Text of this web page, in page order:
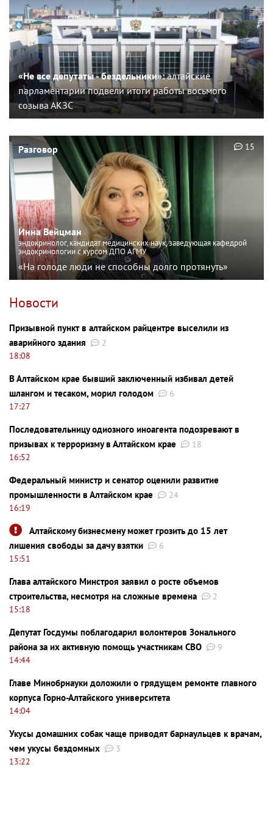
«Не все депутаты - бездельники»:алтайские
парламентарии подвели итоги работы восьмого
созыва АКЗС
Разговор
Инна Вейцман
эндокринолог, кандидат медицинских наук, заведующая кафедрой
эндокринологии с курсом ДПО АГМУ
«На голоде люди не способны долго протянуть»
15
Новости
Призывной пункт в алтайском райцентре выселили из
аварийного здания
2
18:08
В Алтайском крае бывший заключенный избивал детей
шлангом и тесаком, морил голодом
6
17:27
Последовательницу одиозного иноагента подозревают в
призывах к терроризму в Алтайском крае
18
16:52
Федеральный министр и сенатор оценили развитие
промышленности в Алтайском крае
24
16:19
Алтайскому бизнесмену может грозить до 15 лет
лишения свободы за дачу взятки
6
15:51
Глава алтайского Минстроя заявил о росте объемов
строительства, несмотря на сложные времена
2
15:18
Депутат Госдумы поблагодарил волонтеров Зонального
района за их активную помощь участникам СВО
9
14:44
Главе Минобрнауки доложили о грядущем ремонте главного
корпуса Горно-Алтайского университета
14:04
Укусы домашних собак чаще приводят барнаульцев к врачам,
чем укусы бездомных
3
13:22